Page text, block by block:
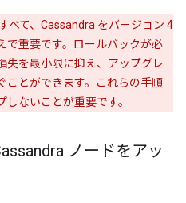
べて、Cassandra をバージョン 4
で重要です。ロールバックが必
失を最小限に抑え、アップグレ
ことができます。これらの手順
ないことが重要です。
ノードをアッ